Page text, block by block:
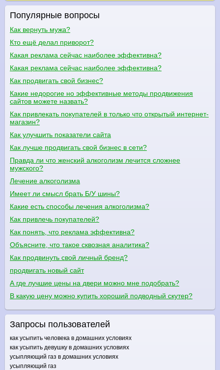
Популярные вопросы
Как вернуть мужа?
Кто ещё делал приворот?
Какая реклама сейчас наиболее эффективна?
Какая реклама сейчас наиболее эффективна?
Как продвигать свой бизнес?
Какие недорогие но эффективные методы продвижения
сайтов можете назвать?
Как привлекать покупателей в только что открытый интернет-
магазин?
Как улучшить показатели сайта
Как лучше продвигать свой бизнес в сети?
Правда ли что женский алкоголизм лечится сложнее
мужского?
Лечение алкоголизма
Имеет ли смысл брать Б/У шины?
Какие есть способы лечения алкоголизма?
Как привлечь покупателей?
Как понять, что реклама эффективна?
Объясните, что такое сквозная аналитика?
Как продвинуть свой личный бренд?
продвигать новый сайт
А где лучшие цены на двери можно мне подобрать?
В какую цену можно купить хороший подводный скутер?
Запросы пользователей
как усыпить человека в домашних условиях
как усыпить девушку в домашних условиях
усыпляющий газ в домашних условиях
усыпляющий газ